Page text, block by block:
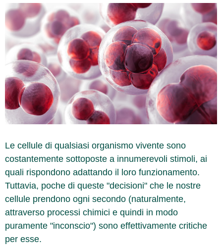
Le cellule di qualsiasi organismo vivente sono
costantemente sottoposte a innumerevoli stimoli, ai
quali rispondono adattando il loro funzionamento.
Tuttavia, poche di queste "decisioni" che le nostre
cellule prendono ogni secondo (naturalmente,
attraverso processi chimici e quindi in modo
puramente "inconscio") sono effettivamente critiche
per esse.